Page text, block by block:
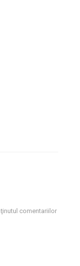
comentariilor